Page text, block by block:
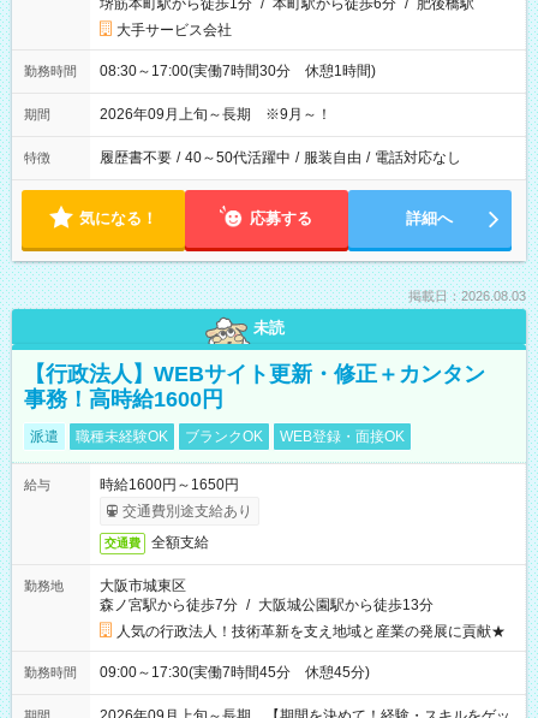
堺筋本町駅から徒歩1分 / 本町駅から徒歩6分 / 肥後橋駅
大手サービス会社
勤務時間 08:30～17:00(実働7時間30分 休憩1時間)
期間 2026年09月上旬～長期 ※9月～！
特徴 履歴書不要 / 40～50代活躍中 / 服装自由 / 電話対応なし
気になる！ 応募する 詳細へ
掲載日：2026.08.03
未読
【行政法人】WEBサイト更新・修正＋カンタン
事務！高時給1600円
派遣 職種未経験OK ブランクOK WEB登録・面接OK
給与
時給1600円～1650円
交通費別途支給あり
交通費 全額支給
勤務地
大阪市城東区
森ノ宮駅から徒歩7分 / 大阪城公園駅から徒歩13分
人気の行政法人！技術革新を支え地域と産業の発展に貢献★
勤務時間 09:00～17:30(実働7時間45分 休憩45分)